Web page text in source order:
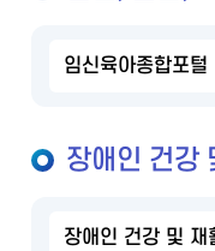
임신육아종합포털
장애인 건강
장애인 건강 및 재